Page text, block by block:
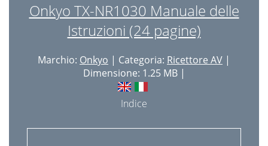
Onkyo TX-NR1030 Manuale delle
Istruzioni (24 pagine)
Marchio: Onkyo | Categoria: Ricettore AV |
Dimensione: 1.25 MB |
Indice